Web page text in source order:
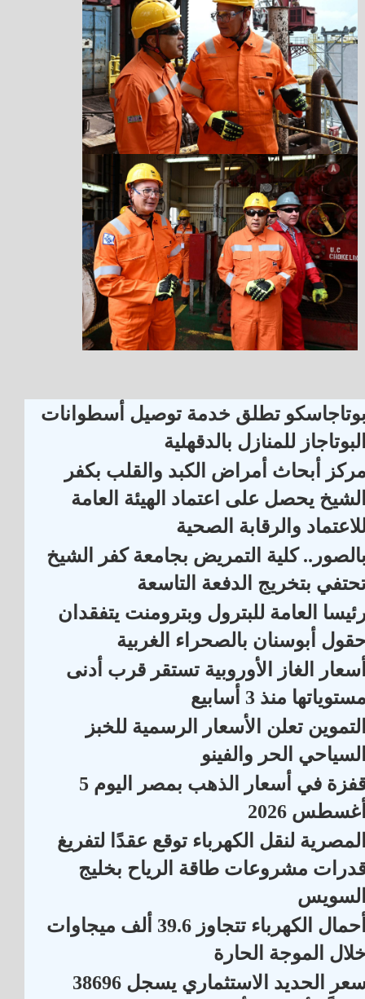
تطلق خدمة توصيل أسطوانات
للمنازل بالدقهلية
أبحاث أمراض الكبد والقلب بكفر
يحصل على اعتماد الهيئة العامة
والرقابة الصحية
كلية التمريض بجامعة كفر الشيخ
بتخريج الدفعة التاسعة
العامة للبترول وبترومنت يتفقدان
أبوسنان بالصحراء الغربية
الغاز الأوروبية تستقر قرب أدنى
منذ 3 أسابيع
تعلن الأسعار الرسمية للخبز
الحر والفينو
قفزة في أسعار الذهب بمصر اليوم 5
2026
لنقل الكهرباء توقع عقدًا لتفريغ
مشروعات طاقة الرياح بخليج
أحمال الكهرباء تتجاوز 39.6 ألف ميجاوات
الموجة الحارة
سعر الحديد الاستثماري يسجل 38696